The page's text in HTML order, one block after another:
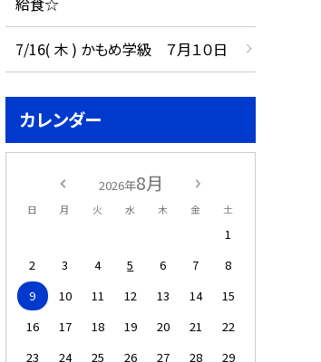
7/16( 木 ) かもめ学級 ７月１０日
カレンダー
2026年8月
日 月 火 水 木 金 土
1
2
3 4 5 6 7
8
9
10 11 12 13 14
15
16
17 18 19 20 21
22
23
24 25 26 27 28
29